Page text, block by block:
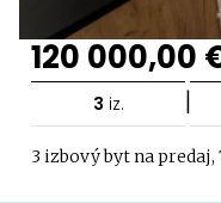
120 000,00
3 iz. |
3 izbový byt na